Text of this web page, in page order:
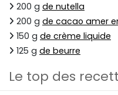
200 g de nutella
200 g de cacao amer
150 g de crème liquide
125 g de beurre
Le top des